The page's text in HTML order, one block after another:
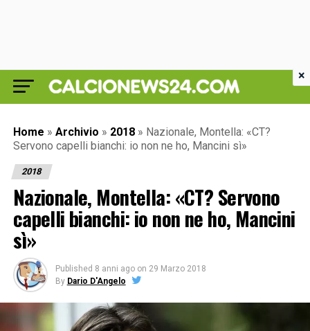
Home » Archivio » 2018 » Nazionale, Montella: «CT?
Servono capelli bianchi: io non ne ho, Mancini sì»
2018
Nazionale, Montella: «CT? Servono
capelli bianchi: io non ne ho, Mancini
sì»
Published 8 anni ago on 29 Marzo 2018
By Dario D'Angelo
×